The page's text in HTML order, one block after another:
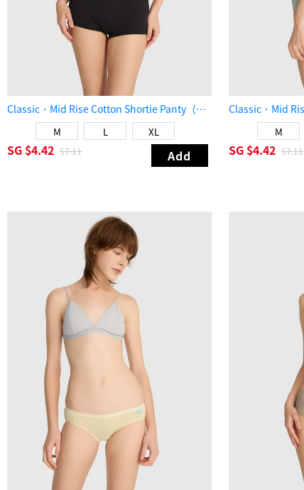
Classic．Mid Rise Cotton Shortie Panty（Black）
M L XL
SG $4.42 $7.11 Add
M
SG $4.42 $7.11